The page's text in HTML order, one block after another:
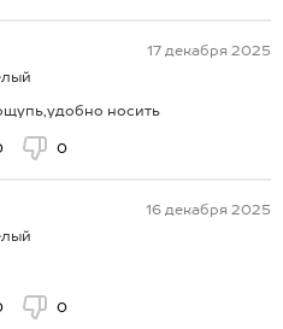
17 декабря 2025
носить
0
16 декабря 2025
0